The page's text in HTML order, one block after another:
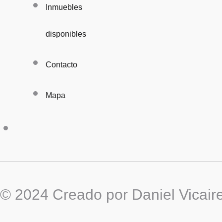
Inmuebles
disponibles
Contacto
Mapa
© 2024 Creado por Daniel